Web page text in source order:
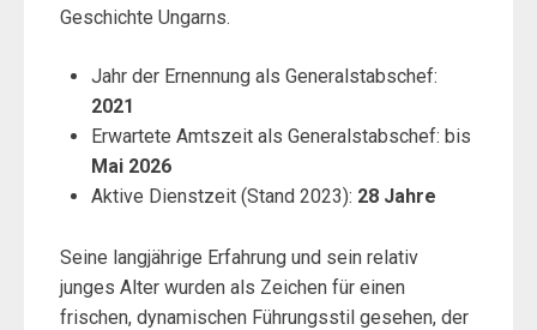
Geschichte Ungarns.
Jahr der Ernennung als Generalstabschef:
2021
Erwartete Amtszeit als Generalstabschef: bis
Mai 2026
Aktive Dienstzeit (Stand 2023): 28 Jahre
Seine langjährige Erfahrung und sein relativ
junges Alter wurden als Zeichen für einen
frischen, dynamischen Führungsstil gesehen, der